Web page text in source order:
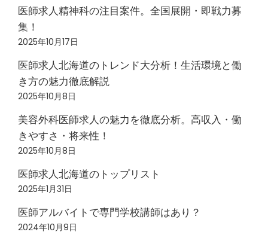
医師求人精神科の注目案件。全国展開・即戦力募
集！
2025年10月17日
医師求人北海道のトレンド大分析！生活環境と働
き方の魅力徹底解説
2025年10月8日
美容外科医師求人の魅力を徹底分析。高収入・働
きやすさ・将来性！
2025年10月8日
医師求人北海道のトップリスト
2025年1月31日
医師アルバイトで専門学校講師はあり？
2024年10月9日